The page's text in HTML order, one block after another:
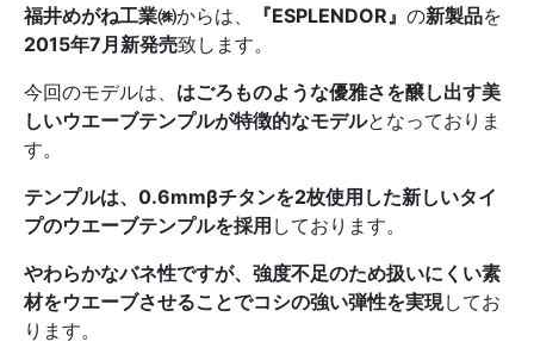
福井めがね工業㈱からは、 『ESPLENDOR』 の新製品を
2015年7月新発売致します。
今回のモデルは、 はごろものような優雅さを醸し出す美
しいウエーブテンプルが特徴的なモデルとなっておりま
す。
テンプルは、 0.6mmβチタンを2枚使用した新しいタイ
プのウエーブテンプルを採用 しております。
やわらかなバネ性ですが、強度不足のため扱いにくい素
材をウエーブさせることでコシの強い弾性を実現してお
ります。